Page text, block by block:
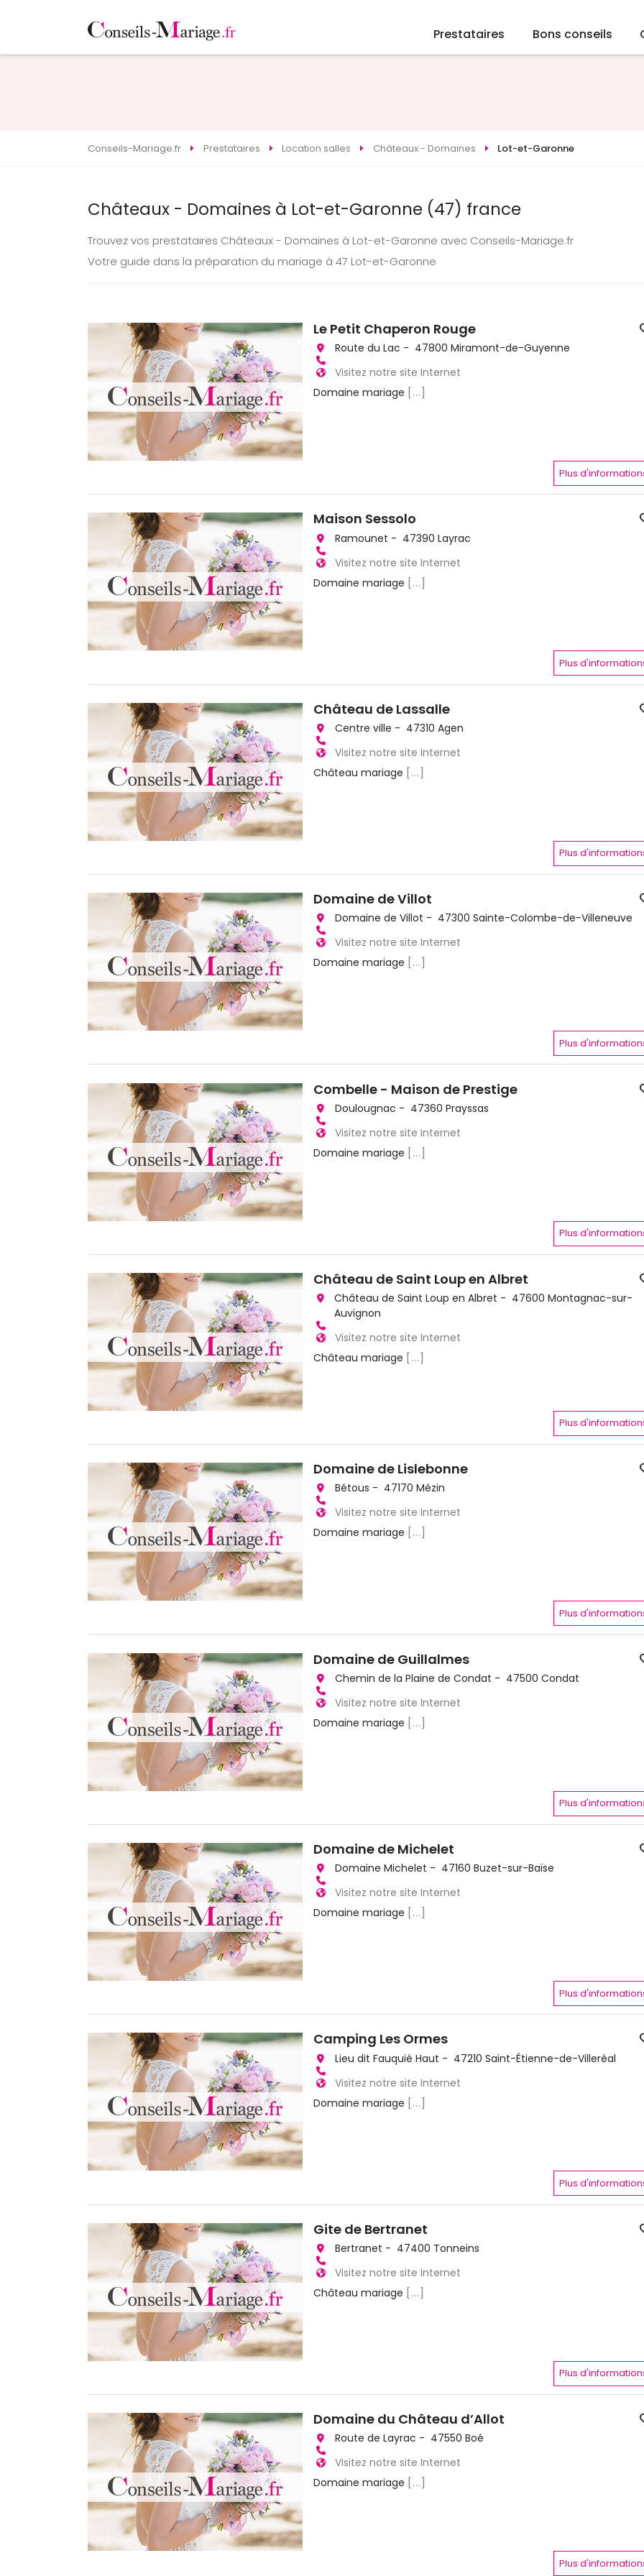
Prestataires Bons conseils
Conseils-Mariage.fr Prestataires Location salles Châteaux - Domaines Lot-et-Garonne
Châteaux - Domaines à Lot-et-Garonne (47) france
Trouvez vos prestataires Châteaux - Domaines à Lot-et-Garonne avec Conseils-Mariage.fr
Votre guide dans la préparation du mariage à 47 Lot-et-Garonne
Le Petit Chaperon Rouge
Route du Lac - 47800 Miramont-de-Guyenne
Visitez notre site Internet
Domaine mariage
[...]
Plus
Maison Sessolo
Ramounet - 47390 Layrac
Visitez notre site Internet
Domaine mariage [...]
Plus
Château de Lassalle
Centre ville - 47310 Agen
Visitez notre site Internet
Château mariage [...]
Plus
Domaine de Villot
Domaine de Villot - 47300 Sainte-Colombe-de-Villeneuve
Visitez notre site Internet
Domaine mariage
[...]
Plus
Combelle - Maison de Prestige
Doulougnac - 47360 Prayssas
Visitez notre site Internet
Domaine mariage [...]
Plus
Château de Saint Loup en Albret
Château de Saint Loup en Albret - 47600 Montagnac-sur-
Auvignon
Visitez notre site Internet
Château mariage
[...]
Plus
Domaine de Lislebonne
Bétous - 47170 Mézin
Visitez notre site Internet
Domaine mariage
[...]
Plus
Domaine de Guillalmes
Chemin de la Plaine de Condat - 47500 Condat
Visitez notre site Internet
Domaine mariage [...]
Plus
Domaine de Michelet
Domaine Michelet - 47160 Buzet-sur-Baïse
Visitez notre site Internet
Domaine mariage
[...]
Plus
Camping Les Ormes
Lieu dit Fauquié Haut - 47210 Saint-Étienne-de-Villeréal
Visitez notre site Internet
Domaine mariage [...]
Plus
Gite de Bertranet
Bertranet - 47400 Tonneins
Visitez notre site Internet
Château mariage [...]
Plus
Domaine du Château d’Allot
Route de Layrac - 47550 Boé
Visitez notre site Internet
Domaine mariage
[...]
Plus